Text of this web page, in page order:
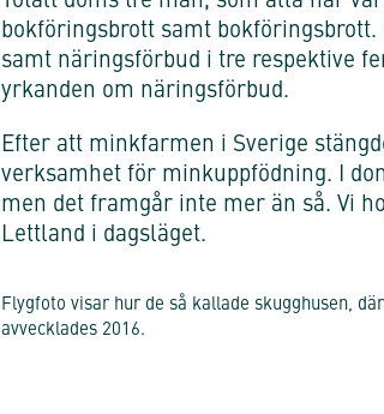
bokföringsbrott samt
samt näringsförbud i tre respektive
yrkanden om näringsförbud.
Efter att minkfarmen i Sverige
verksamhet för minkuppfödning. I
men det framgår inte mer än så. Vi
Lettland i dagsläget.
Flygfoto visar hur de så kallade skugghusen,
avvecklades 2016.